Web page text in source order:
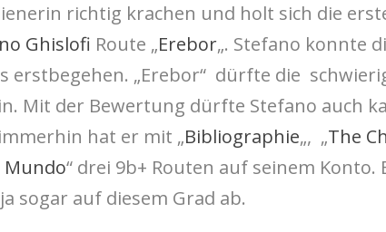
richtig krachen und holt sich die
Ghislofi Route „Erebor„. Stefano konnte
erstbegehen. „Erebor“ dürfte die
Mit der Bewertung dürfte Stefano auch
hat er mit „Bibliographie„, „The
Mundo“ drei 9b+ Routen auf seinem Konto.
sogar auf diesem Grad ab.